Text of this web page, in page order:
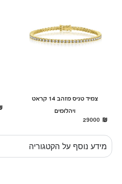
צמיד טניס מזהב 14 קראט
ויהלומים
29000
מידע נוסף על הקטגוריה